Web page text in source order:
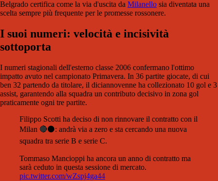
Belgrado certifica come la via d'uscita da Milanello sia diventata una
scelta sempre più frequente per le promesse rossonere.
I suoi numeri: velocità e incisività
sottoporta
I numeri stagionali dell'esterno classe 2006 confermano l'ottimo
impatto avuto nel campionato Primavera. In 36 partite giocate, di cui
ben 32 partendo da titolare, il diciannovenne ha collezionato 10 gol e 3
assist, garantendo alla squadra un contributo decisivo in zona gol
praticamente ogni tre partite.
Filippo Scotti ha deciso di non rinnovare il contratto con il
Milan 🔴⚫️: andrà via a zero e sta cercando una nuova
squadra tra serie B e serie C.
Tommaso Mancioppi ha ancora un anno di contratto ma
sarà ceduto in questa sessione di mercato.
pic.twitter.com/wZspj4ga44